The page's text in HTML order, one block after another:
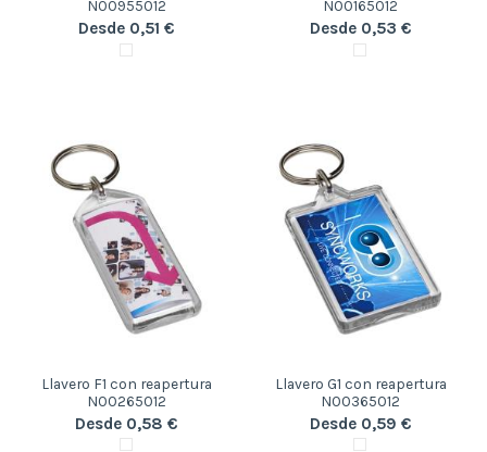
N00955012
Desde 0,51 €
N00165012
Desde 0,53 €
Llavero F1 con reapertura
N00265012
Desde 0,58 €
Llavero G1 con reapertura
N00365012
Desde 0,59 €